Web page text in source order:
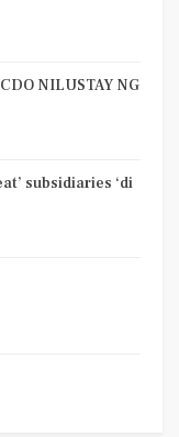
NILUSTAY NG
subsidiaries ‘di